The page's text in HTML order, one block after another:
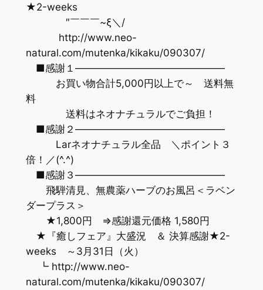
★2-weeks
″￣￣￣~ξ＼/
http://www.neo-
natural.com/mutenka/kikaku/090307/
■感謝１———————————————
お買い物合計5,000円以上で～ 送料無
料
送料はネオナチュラルでご負担！
■感謝２———————————————
Larネオナチュラル全品 ＼ポイント３
倍！／(^.^)
■感謝３———————————————
飛騨清見、無農薬ハーブのお風呂＜ラベン
ダープラス＞
★1,800円 ⇒感謝還元価格 1,580円
★『癒しフェア』大盛況 ＆ 決算感謝★2-
weeks ～3月31日（火）
┗ http://www.neo-
natural.com/mutenka/kikaku/090307/